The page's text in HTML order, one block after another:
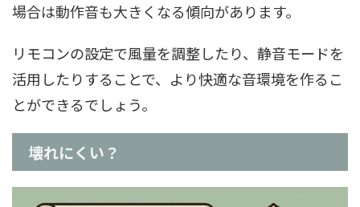
場合は動作音も大きくなる傾向があります。
リモコンの設定で風量を調整したり、静音モードを
活用したりすることで、より快適な音環境を作るこ
とができるでしょう。
壊れにくい？